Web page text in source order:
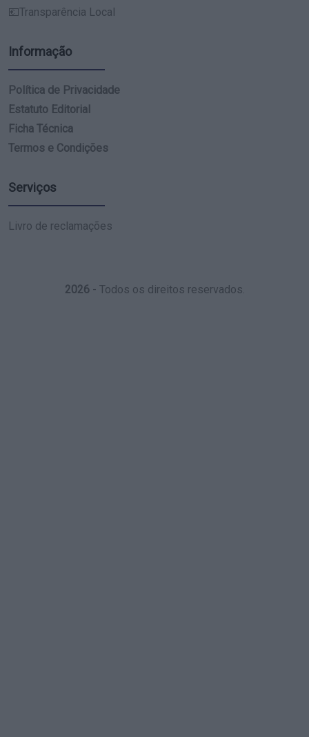
💶Transparência Local
Informação
Política de Privacidade
Estatuto Editorial
Ficha Técnica
Termos e Condições
Serviços
Livro de reclamações
2026- Todos os direitos reservados.